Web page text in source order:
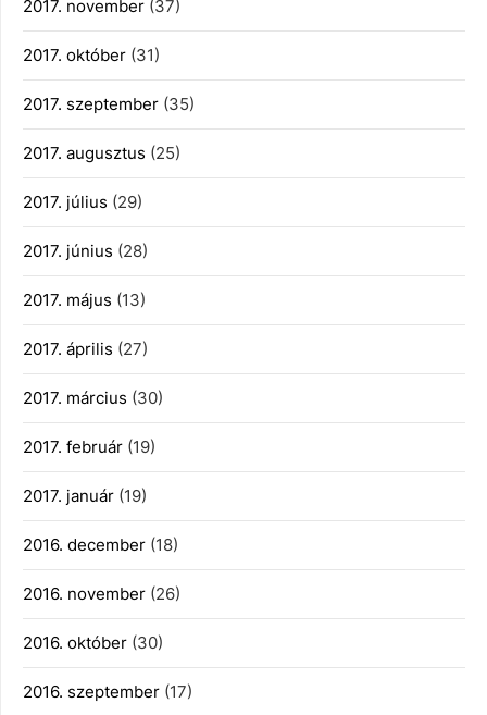
2017. november (37)
2017. október (31)
2017. szeptember (35)
2017. augusztus (25)
2017. július (29)
2017. június (28)
2017. május (13)
2017. április (27)
2017. március (30)
2017. február (19)
2017. január (19)
2016. december (18)
2016. november (26)
2016. október (30)
2016. szeptember (17)